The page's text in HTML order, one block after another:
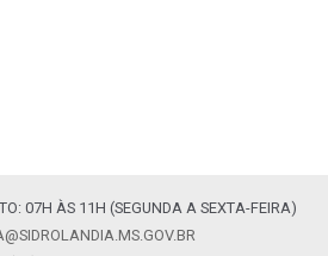
07H ÀS 11H (SEGUNDA A SEXTA-FEIRA)